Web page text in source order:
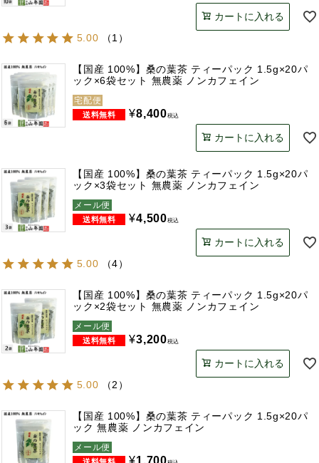
カートに入れる
5.00
（1）
【国産 100%】桑の葉茶 ティーパック 1.5g×20パ
ック×6袋セット 無農薬 ノンカフェイン
宅配便
¥8,400税込
カートに入れる
【国産 100%】桑の葉茶 ティーパック 1.5g×20パ
ック×3袋セット 無農薬 ノンカフェイン
メール便
¥4,500税込
カートに入れる
5.00
（4）
【国産 100%】桑の葉茶 ティーパック 1.5g×20パ
ック×2袋セット 無農薬 ノンカフェイン
メール便
¥3,200税込
カートに入れる
5.00
（2 ）
【国産 100%】桑の葉茶 ティーパック 1.5g×20パ
ック 無農薬 ノンカフェイン
メール便